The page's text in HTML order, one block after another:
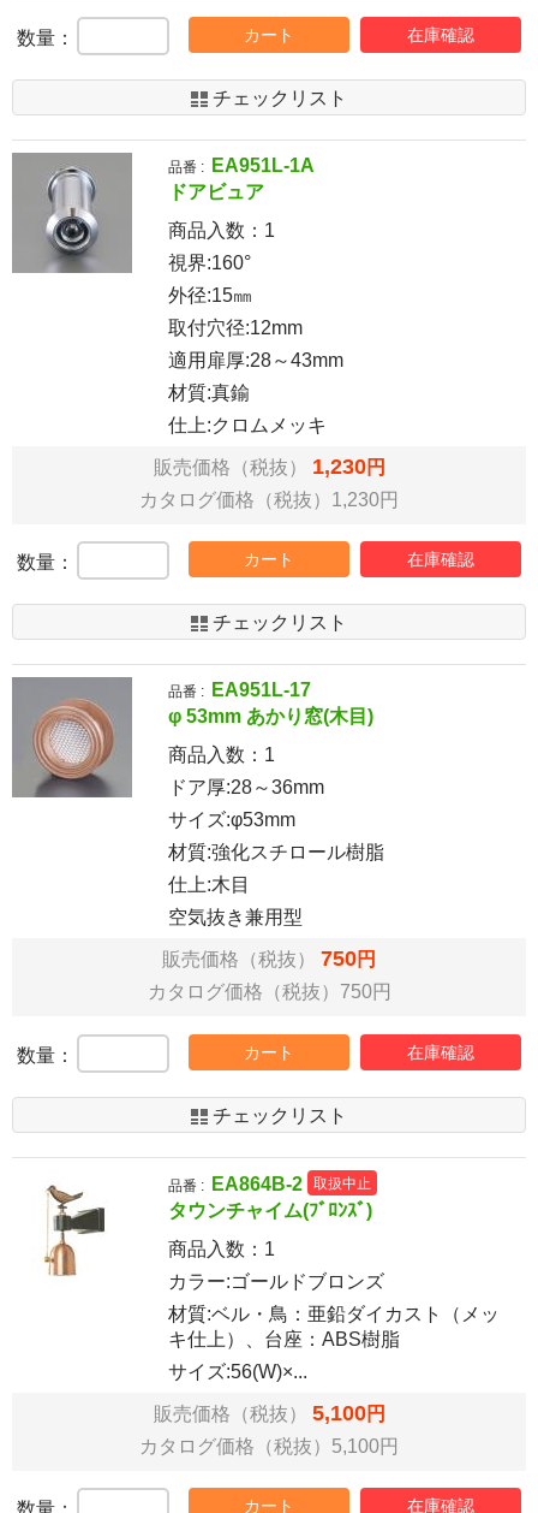
数量： カート 在庫確認
チェックリスト
品番 :
EA951L-1A
ドアビュア
商品入数： 1
視界:160°
外径:15㎜
取付穴径:12mm
適用扉厚:28～43mm
材質:真鍮
仕上:クロムメッキ
販売価格（税抜） 1,230円
カタログ価格（税抜）1,230円
数量： カート 在庫確認
チェックリスト
品番 :
EA951L-17
φ 53mm あかり窓(木目)
商品入数： 1
ドア厚:28～36mm
サイズ:φ53mm
材質:強化スチロール樹脂
仕上:木目
空気抜き兼用型
販売価格（税抜） 750円
カタログ価格（税抜）750円
数量： カート 在庫確認
チェックリスト
品番 : EA864B-2 取扱中止
タウンチャイム(ﾌﾞﾛﾝｽﾞ)
商品入数： 1
カラー:ゴールドブロンズ
材質:ベル・鳥：亜鉛ダイカスト（メッ
キ仕上）、台座：ABS樹脂
サイズ:56(W)×...
販売価格（税抜） 5,100円
カタログ価格（税抜）5,100円
カート 在庫確認